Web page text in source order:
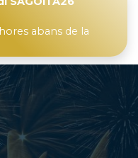
abans de la